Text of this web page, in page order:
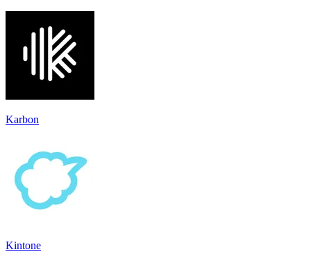
Karbon
Kintone